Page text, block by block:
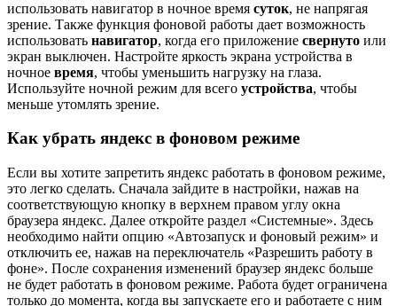
использовать навигатор в ночное время суток, не напрягая
зрение. Также функция фоновой работы дает возможность
использовать навигатор, когда его приложение свернуто или
экран выключен. Настройте яркость экрана устройства в
ночное время, чтобы уменьшить нагрузку на глаза.
Используйте ночной режим для всего устройства, чтобы
меньше утомлять зрение.
Как убрать яндекс в фоновом режиме
Если вы хотите запретить яндекс работать в фоновом режиме,
это легко сделать. Сначала зайдите в настройки, нажав на
соответствующую кнопку в верхнем правом углу окна
браузера яндекс. Далее откройте раздел «Системные». Здесь
необходимо найти опцию «Автозапуск и фоновый режим» и
отключить ее, нажав на переключатель «Разрешить работу в
фоне». После сохранения изменений браузер яндекс больше
не будет работать в фоновом режиме. Работа будет ограничена
только до момента, когда вы запускаете его и работаете с ним